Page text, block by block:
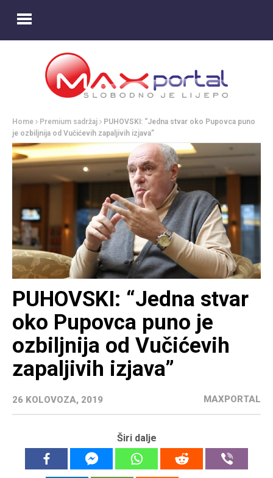
Home Premium sadržaj
PUHOVSKI: “Jedna stvar oko Pupovca puno
je ozbiljnija od Vučićevih zapaljivih izjava”
PUHOVSKI: “Jedna stvar
oko Pupovca puno je
ozbiljnija od Vučićevih
zapaljivih izjava”
26 KOLOVOZA, 2019 MAXPORTAL
Širi dalje